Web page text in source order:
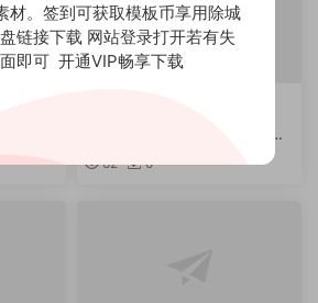
AE层次感粒子星空视频模
62 0
材。签到可获取模板币享用除城
链接下载 网站登录打开若有失
即可 开通VIP畅享下载